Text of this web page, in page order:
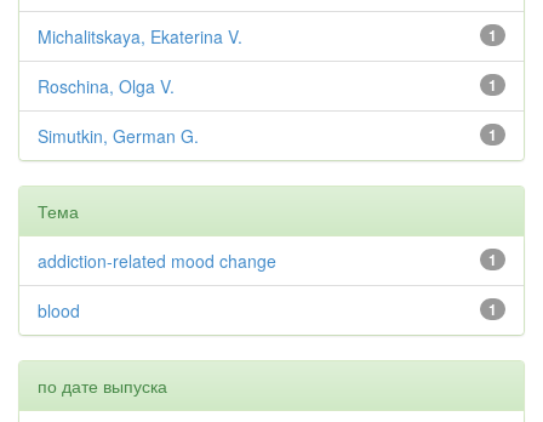
1
Michalitskaya, Ekaterina V.
1
Roschina, Olga V.
1
Simutkin, German G.
Тема
1
addiction-related mood change
1
blood
по дате выпуска